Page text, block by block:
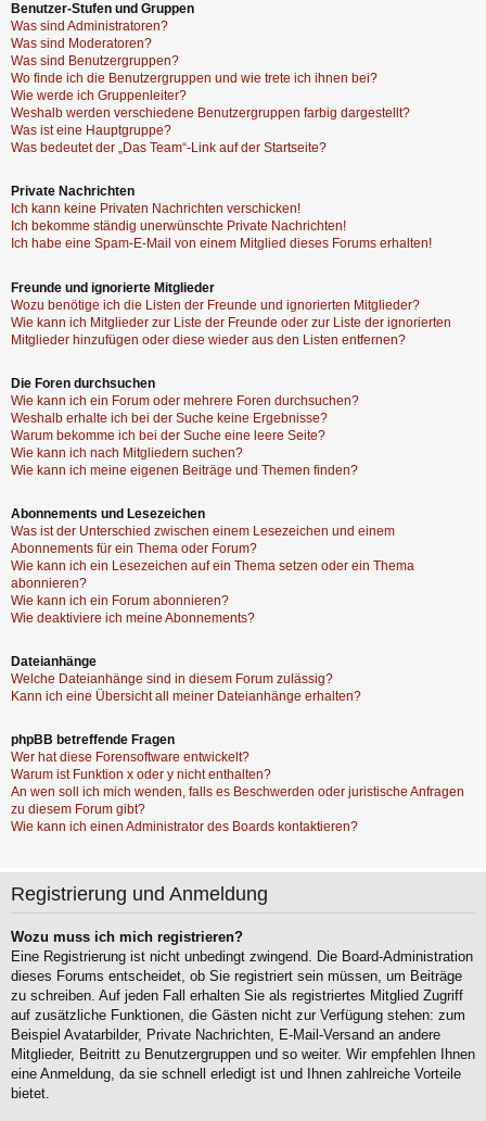
Benutzer-Stufen und Gruppen
Was sind Administratoren?
Was sind Moderatoren?
Was sind Benutzergruppen?
Wo finde ich die Benutzergruppen und wie trete ich ihnen bei?
Wie werde ich Gruppenleiter?
Weshalb werden verschiedene Benutzergruppen farbig dargestellt?
Was ist eine Hauptgruppe?
Was bedeutet der „Das Team“-Link auf der Startseite?
Private Nachrichten
Ich kann keine Privaten Nachrichten verschicken!
Ich bekomme ständig unerwünschte Private Nachrichten!
Ich habe eine Spam-E-Mail von einem Mitglied dieses Forums erhalten!
Freunde und ignorierte Mitglieder
Wozu benötige ich die Listen der Freunde und ignorierten Mitglieder?
Wie kann ich Mitglieder zur Liste der Freunde oder zur Liste der ignorierten
Mitglieder hinzufügen oder diese wieder aus den Listen entfernen?
Die Foren durchsuchen
Wie kann ich ein Forum oder mehrere Foren durchsuchen?
Weshalb erhalte ich bei der Suche keine Ergebnisse?
Warum bekomme ich bei der Suche eine leere Seite?
Wie kann ich nach Mitgliedern suchen?
Wie kann ich meine eigenen Beiträge und Themen finden?
Abonnements und Lesezeichen
Was ist der Unterschied zwischen einem Lesezeichen und einem
Abonnements für ein Thema oder Forum?
Wie kann ich ein Lesezeichen auf ein Thema setzen oder ein Thema
abonnieren?
Wie kann ich ein Forum abonnieren?
Wie deaktiviere ich meine Abonnements?
Dateianhänge
Welche Dateianhänge sind in diesem Forum zulässig?
Kann ich eine Übersicht all meiner Dateianhänge erhalten?
phpBB betreffende Fragen
Wer hat diese Forensoftware entwickelt?
Warum ist Funktion x oder y nicht enthalten?
An wen soll ich mich wenden, falls es Beschwerden oder juristische Anfragen
zu diesem Forum gibt?
Wie kann ich einen Administrator des Boards kontaktieren?
Registrierung und Anmeldung
Wozu muss ich mich registrieren?
Eine Registrierung ist nicht unbedingt zwingend. Die Board-Administration
dieses Forums entscheidet, ob Sie registriert sein müssen, um Beiträge
zu schreiben. Auf jeden Fall erhalten Sie als registriertes Mitglied Zugriff
auf zusätzliche Funktionen, die Gästen nicht zur Verfügung stehen: zum
Beispiel Avatarbilder, Private Nachrichten, E-Mail-Versand an andere
Mitglieder, Beitritt zu Benutzergruppen und so weiter. Wir empfehlen Ihnen
eine Anmeldung, da sie schnell erledigt ist und Ihnen zahlreiche Vorteile
bietet.